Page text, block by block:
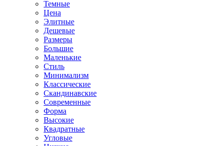
Темные
Цена
Элитные
Дешевые
Размеры
Большие
Маленькие
Стиль
Минимализм
Классические
Скандинавские
Современные
Форма
Высокие
Квадратные
Угловые